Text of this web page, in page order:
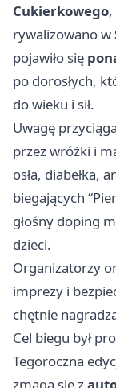
Cukierkowego
rywalizowano w
pojawiło się
po dorosłych,
do wieku i sił.
Uwagę
przez wróżki i
osła, diabełka,
biegających
głośny doping
dzieci.
Organizatorzy
imprezy i
chętnie
Cel biegu był
Tegoroczna
zmaga się z